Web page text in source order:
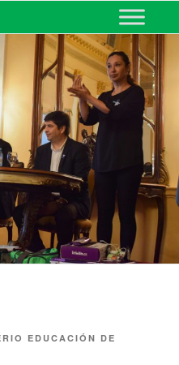
EDUCACIÓN
EDUCACIÓN DE